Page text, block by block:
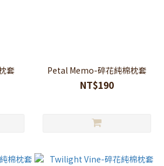
套 Petal Memo-碎花純棉枕套
NT$190